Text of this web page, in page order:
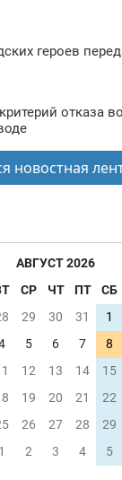
героев
отказа
новостная
АВГУСТ 2026
СР ЧТ ПТ СБ
29 30 31 1
5 6 7 8
12 13 14 15
19 20 21 22
26 27 28 29
1 2 3 4 5